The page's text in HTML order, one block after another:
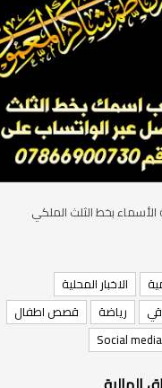
بخط الثلث الملكي
الاخبار المحلية
رياضة
قصص اطفال
Social media